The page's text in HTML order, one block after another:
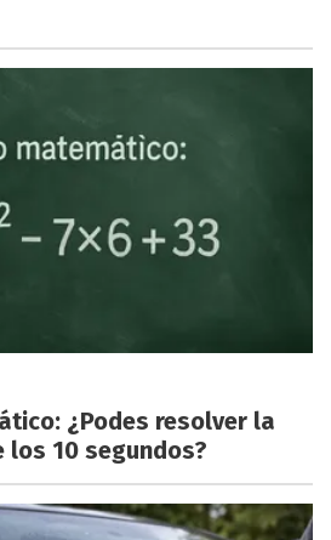
¿Podes resolver la
los 10 segundos?